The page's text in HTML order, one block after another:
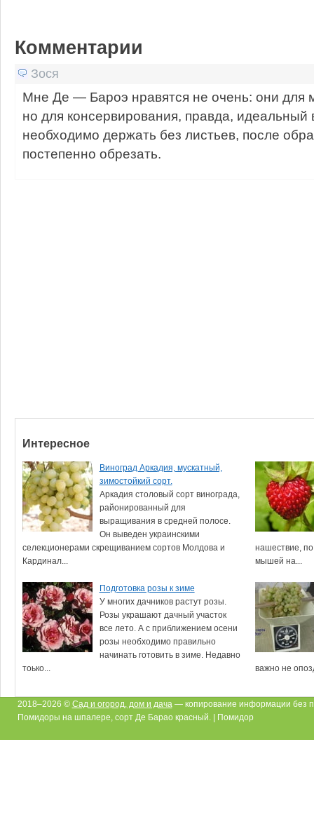
Комментарии
Зося
Мне Де — Бароэ нравятся не очень: они для
но для консервирования, правда, идеальный
необходимо держать без листьев, после
постепенно обрезать.
Интересное
Виноград Аркадия, мускатный,
зимостойкий сорт.
Аркадия столовый сорт винограда,
районированный для
выращивания в средней полосе.
Он выведен украинскими
селекционерами скрещиванием сортов Молдова и
Кардинал...
нашествие, по
мышей на...
Подготовка розы к зиме
У многих дачников растут розы.
Розы украшают дачный участок
все лето. А с приближением осени
розы необходимо правильно
начинать готовить в зиме. Недавно
тоько...
важно не
2018–2026 © Сад и огород, дом и дача — копирование информации без
Помидоры на шпалере, сорт Де Барао красный. | Помидор